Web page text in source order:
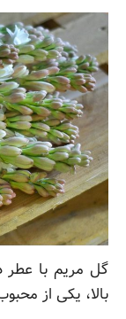
گل مریم با عطر
بالا، یکی از